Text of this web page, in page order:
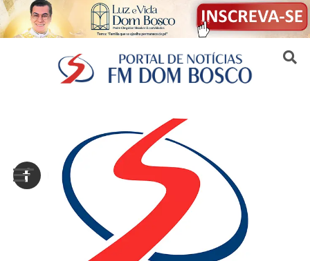
Sair da versão mobile